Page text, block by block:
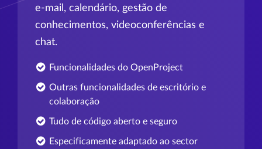
e-mail, calendário, gestão de
conhecimentos, videoconferências e
chat.
Funcionalidades do OpenProject
Outras funcionalidades de escritório e
colaboração
Tudo de código aberto e seguro
Especificamente adaptado ao sector